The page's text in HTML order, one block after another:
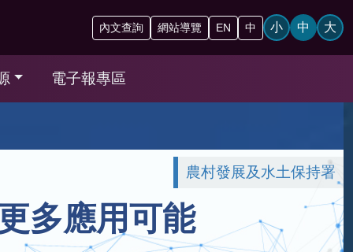
內文查詢 網站導覽 EN 中 小 中 大
電子報專區
農村發展及水土保持署
多應用可能